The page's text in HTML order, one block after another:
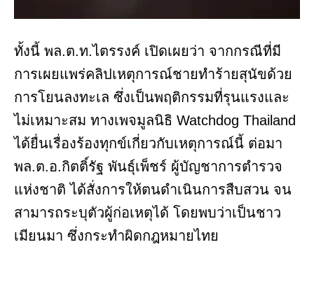
ทั้งนี้ พล.ต.ท.ไตรรงค์ เปิดเผยว่า จากกรณีที่มี
การเผยแพร่คลิปเหตุการณ์ชายทำร้ายสุนัขด้วย
การโยนลงทะเล ซึ่งเป็นพฤติกรรมที่รุนแรงและ
ไม่เหมาะสม ทางเพจมูลนิธิ Watchdog Thailand
ได้ยื่นเรื่องร้องทุกข์เกี่ยวกับเหตุการณ์นี้ ต่อมา
พล.ต.อ.กิตติ์รัฐ พันธุ์เพ็ชร์ ผู้บัญชาการตำรวจ
แห่งชาติ ได้สั่งการให้ตนดำเนินการสืบสวน จน
สามารถระบุตัวผู้ก่อเหตุได้ โดยพบว่าเป็นชาว
เมียนมา ซึ่งกระทำผิดกฎหมายไทย